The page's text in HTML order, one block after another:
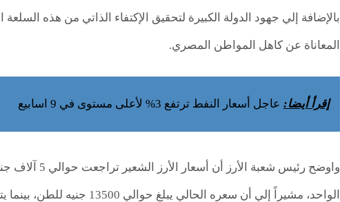
بالإضافة إلي جهود الدولة الكبيرة لتحقيق الإكتفاء الذاتي من هذه السلعة
المعاناة عن كاهل المواطن المصري.
إقرأ أيضا: عاجل أسعار النفط ترتفع 3% لأعلى مستوى في 9 اسابيع
واوضح رئيس شعبة الأرز أن أسعار
الواحد، مشيراً إلي أن سعره الحالي يبلغ حوالي